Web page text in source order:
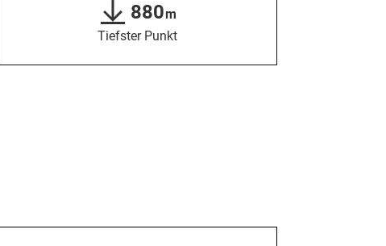
880m
Tiefster Punkt